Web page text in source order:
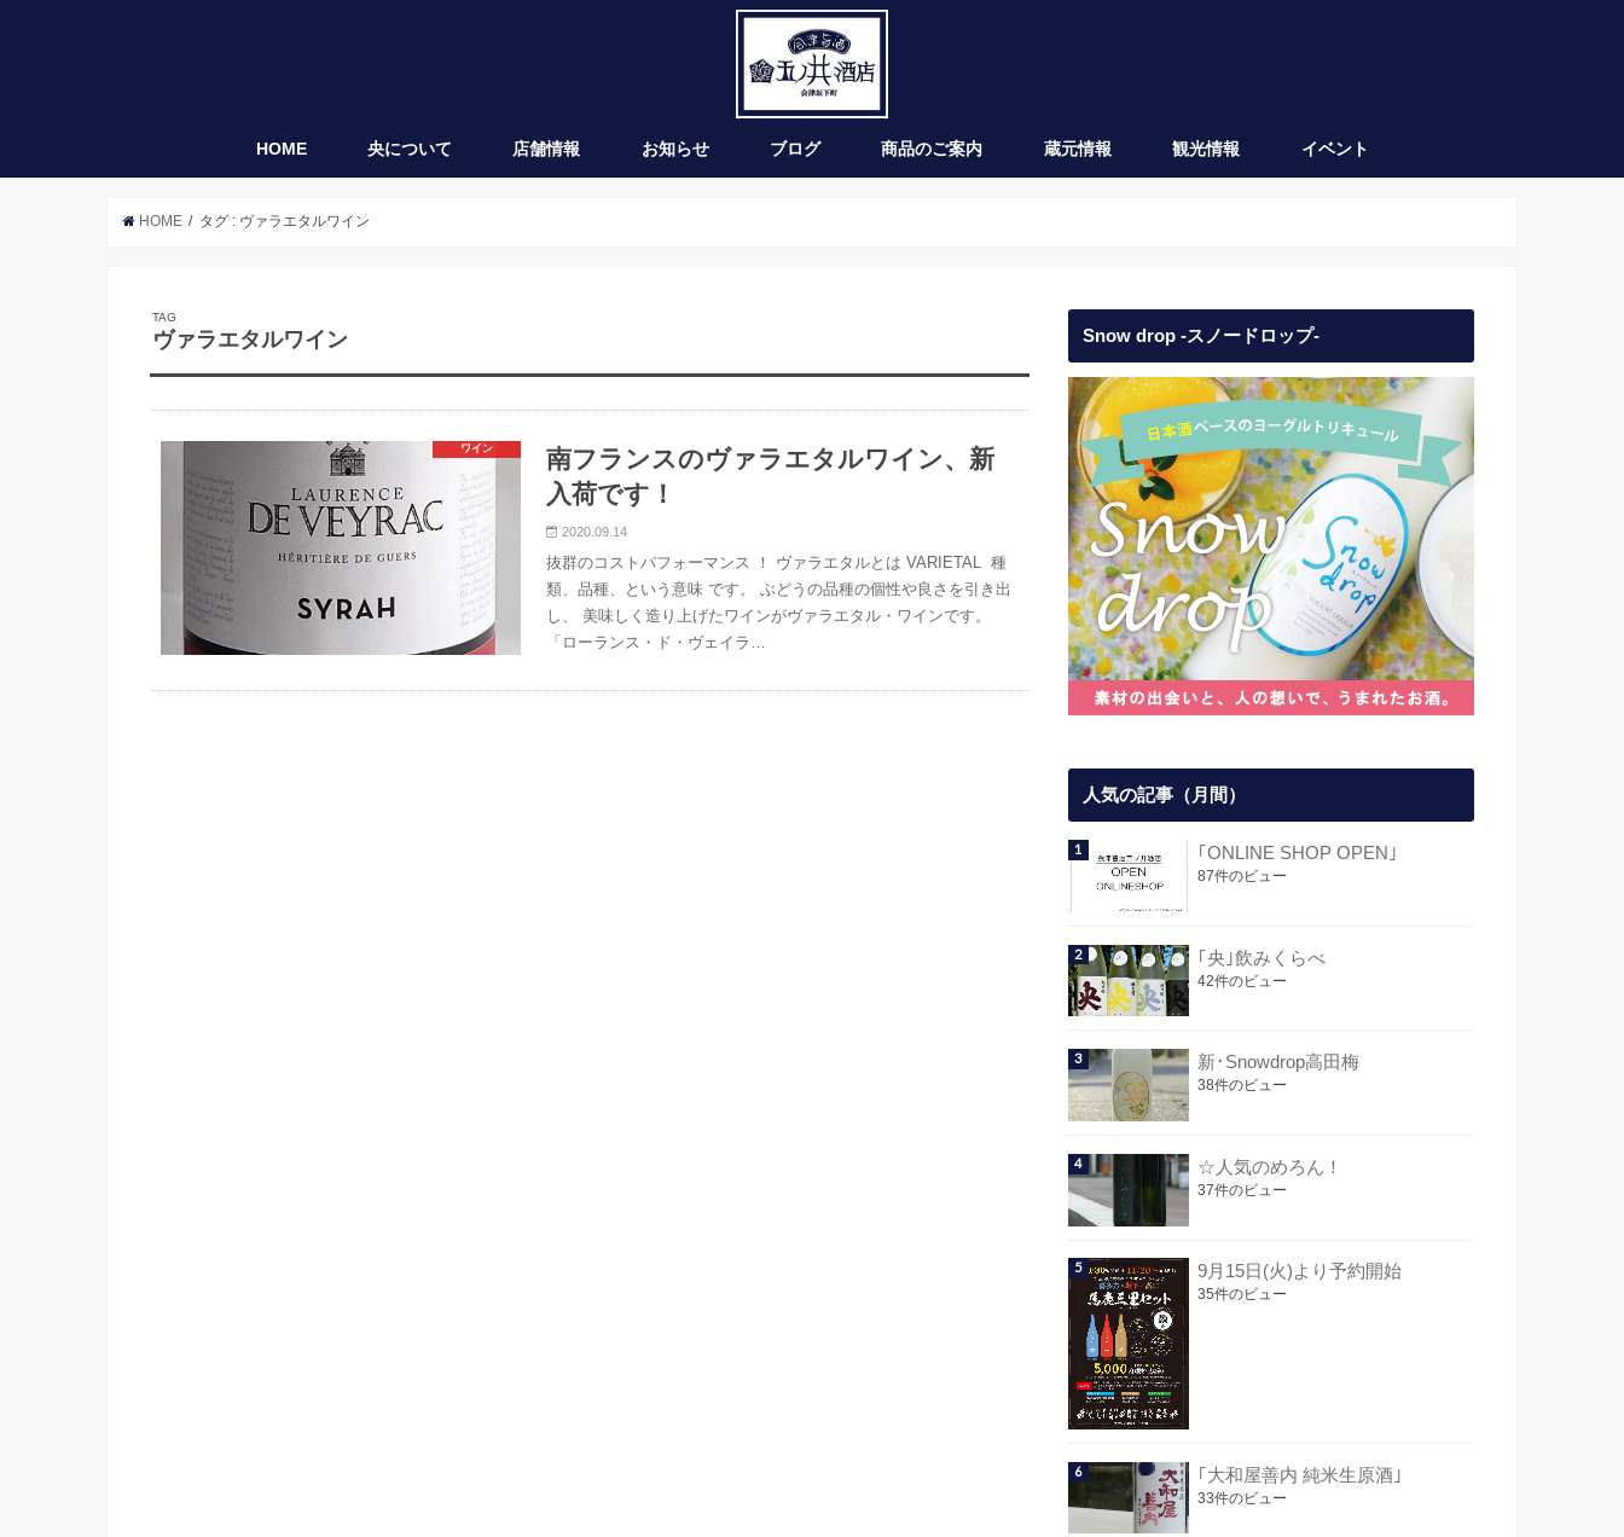
HOME 央について 店舗情報 お知らせ ブログ 商品のご案内 蔵元情報 観光情報 イベント
HOME タグ : ヴァラエタルワイン
TAG
ヴァラエタルワイン
ワイン
南フランスのヴァラエタルワイン、新
入荷です！
2020.09.14
抜群のコストパフォーマンス ！ ヴァラエタルとは VARIETAL 種
類、品種、という意味 です。 ぶどうの品種の個性や良さを引き出
し、 美味しく造り上げたワインがヴァラエタル・ワインです。
「ローランス・ド・ヴェイラ…
Snow drop -スノードロップ-
人気の記事（月間）
｢ONLINE SHOP OPEN｣
87件のビュー
｢央｣飲みくらべ
42件のビュー
新･Snowdrop高田梅
38件のビュー
☆人気のめろん！
37件のビュー
9月15日(火)より予約開始
35件のビュー
｢大和屋善内 純米生原酒｣
33件のビュー